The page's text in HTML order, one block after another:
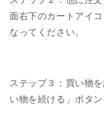
面右下のカートアイ
なってください。
ステップ３：買い物
い物を続ける」ボタ